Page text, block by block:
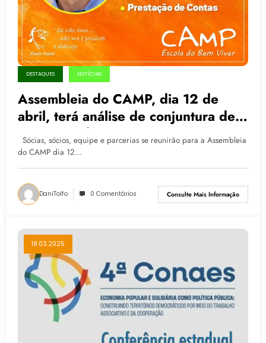
DESTAQUES NOTÍCIAS
Assembleia do CAMP, dia 12 de
abril, terá análise de conjuntura de
Márcio Pochmann
Sócias, sócios, equipe e parcerias se reunirão para a Assembleia
do CAMP dia 12…
DaniTolfo 0 Comentários Consulte Mais Informação
18.03.2025